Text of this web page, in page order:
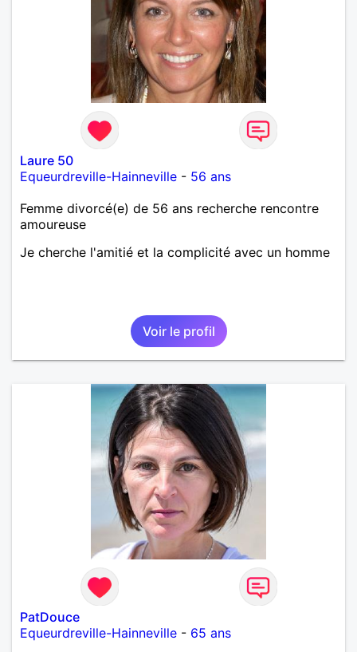
Laure 50
Equeurdreville-Hainneville - 56 ans
Femme divorcé(e) de 56 ans recherche rencontre
amoureuse
Je cherche l'amitié et la complicité avec un homme
Voir le profil
PatDouce
Equeurdreville-Hainneville - 65 ans